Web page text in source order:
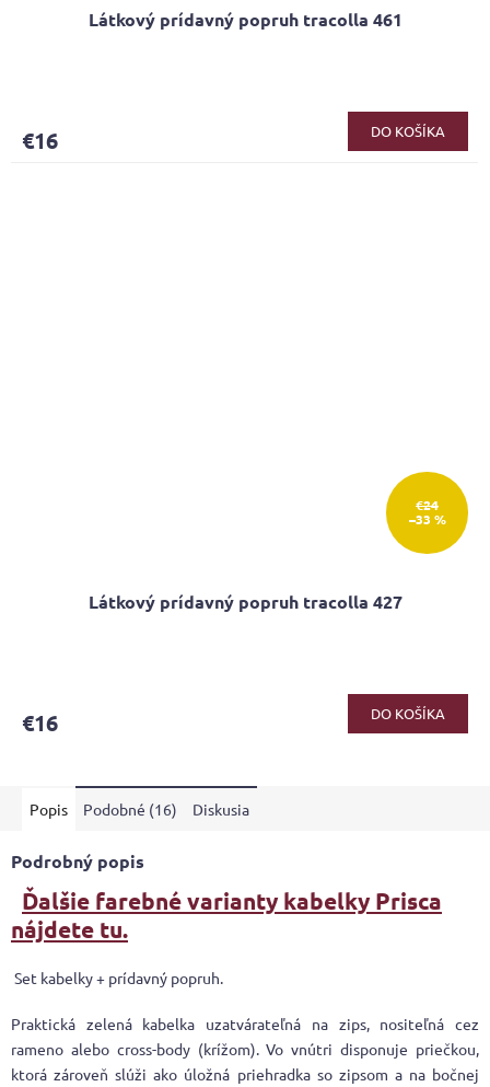
Látkový prídavný popruh tracolla 461
€16 DO KOŠÍKA
€24
–33 %
Látkový prídavný popruh tracolla 427
€16 DO KOŠÍKA
Popis Podobné (16) Diskusia
Podrobný popis
Ďalšie farebné varianty kabelky Prisca
nájdete tu.
Set kabelky + prídavný popruh.
Praktická zelená kabelka uzatvárateľná na zips, nositeľná cez
rameno alebo cross-body (krížom). Vo vnútri disponuje priečkou,
ktorá zároveň slúži ako úložná priehradka so zipsom a na bočnej